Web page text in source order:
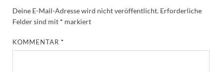
Deine E-Mail-Adresse wird nicht veröffentlicht. Erforderliche
Felder sind mit * markiert
KOMMENTAR*